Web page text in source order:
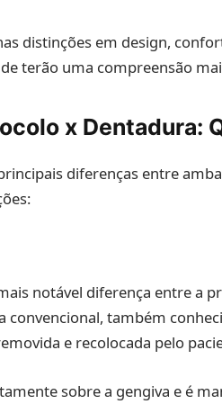
distinções em design,
terão uma compreensão
x Dentadura:
diferenças entre
notável diferença entre a
convencional, também
e recolocada pelo
sobre a gengiva e é